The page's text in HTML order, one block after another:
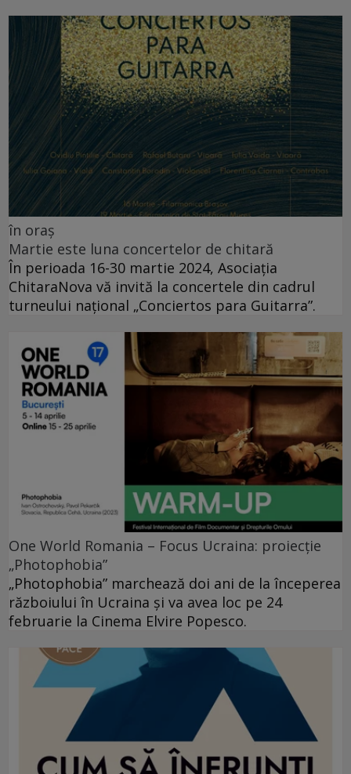
în oraș
Martie este luna concertelor de chitară
În perioada 16-30 martie 2024, Asociația
ChitaraNova vă invită la concertele din cadrul
turneului național „Conciertos para Guitarra”.
One World Romania – Focus Ucraina: proiecție
„Photophobia”
„Photophobia” marchează doi ani de la începerea
războiului în Ucraina și va avea loc pe 24
februarie la Cinema Elvire Popesco.